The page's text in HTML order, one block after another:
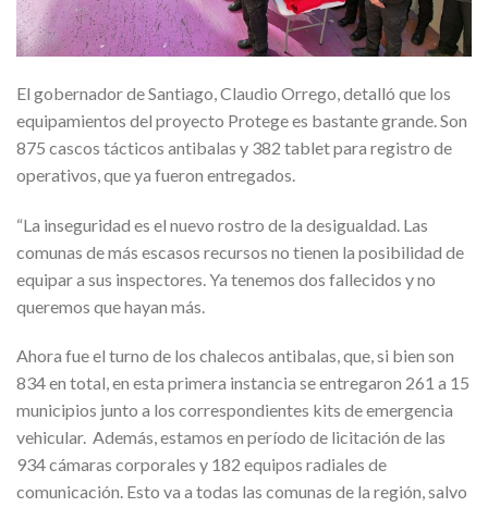
El gobernador de Santiago, Claudio Orrego, detalló que los
equipamientos del proyecto Protege es bastante grande. Son
875 cascos tácticos antibalas y 382 tablet para registro de
operativos, que ya fueron entregados.
“La inseguridad es el nuevo rostro de la desigualdad. Las
comunas de más escasos recursos no tienen la posibilidad de
equipar a sus inspectores. Ya tenemos dos fallecidos y no
queremos que hayan más.
Ahora fue el turno de los chalecos antibalas, que, si bien son
834 en total, en esta primera instancia se entregaron 261 a 15
municipios junto a los correspondientes kits de emergencia
vehicular. Además, estamos en período de licitación de las
934 cámaras corporales y 182 equipos radiales de
comunicación. Esto va a todas las comunas de la región, salvo